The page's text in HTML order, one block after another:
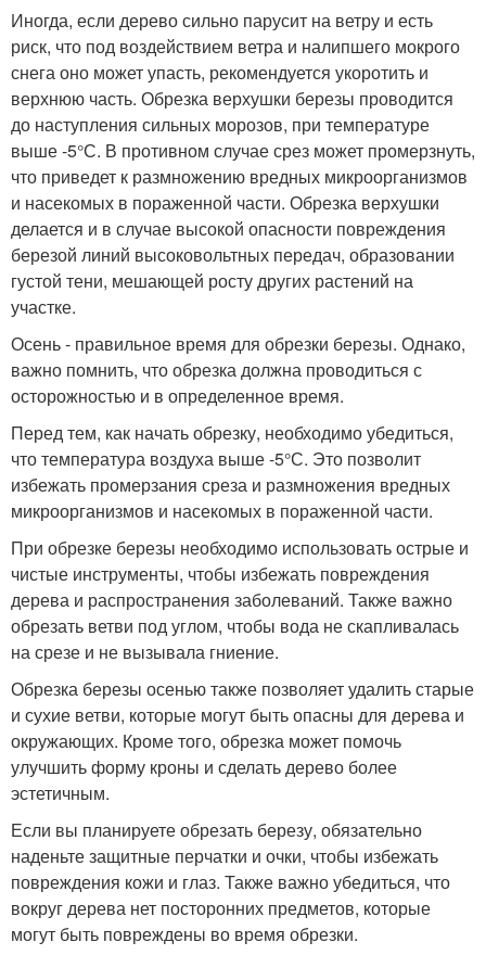
Иногда, если дерево сильно парусит на ветру и есть
риск, что под воздействием ветра и налипшего мокрого
снега оно может упасть, рекомендуется укоротить и
верхнюю часть. Обрезка верхушки березы проводится
до наступления сильных морозов, при температуре
выше -5°С. В противном случае срез может промерзнуть,
что приведет к размножению вредных микроорганизмов
и насекомых в пораженной части. Обрезка верхушки
делается и в случае высокой опасности повреждения
березой линий высоковольтных передач, образовании
густой тени, мешающей росту других растений на
участке.
Осень - правильное время для обрезки березы. Однако,
важно помнить, что обрезка должна проводиться с
осторожностью и в определенное время.
Перед тем, как начать обрезку, необходимо убедиться,
что температура воздуха выше -5°С. Это позволит
избежать промерзания среза и размножения вредных
микроорганизмов и насекомых в пораженной части.
При обрезке березы необходимо использовать острые и
чистые инструменты, чтобы избежать повреждения
дерева и распространения заболеваний. Также важно
обрезать ветви под углом, чтобы вода не скапливалась
на срезе и не вызывала гниение.
Обрезка березы осенью также позволяет удалить старые
и сухие ветви, которые могут быть опасны для дерева и
окружающих. Кроме того, обрезка может помочь
улучшить форму кроны и сделать дерево более
эстетичным.
Если вы планируете обрезать березу, обязательно
наденьте защитные перчатки и очки, чтобы избежать
повреждения кожи и глаз. Также важно убедиться, что
вокруг дерева нет посторонних предметов, которые
могут быть повреждены во время обрезки.